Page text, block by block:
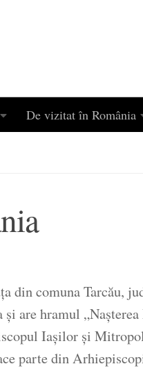
De vizitat în România
din comuna Tarcău,
are hramul
Iașilor și
parte din